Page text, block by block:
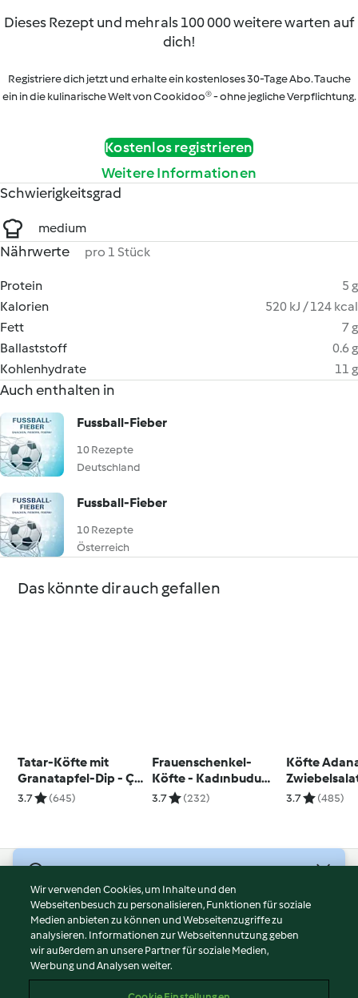
Dieses Rezept und mehr als 100 000 weitere warten auf
dich!
Registriere dich jetzt und erhalte ein kostenloses 30-Tage Abo. Tauche
ein in die kulinarische Welt von Cookidoo® - ohne jegliche Verpflichtung.
Kostenlos registrieren
Weitere Informationen
Schwierigkeitsgrad
medium
Nährwerte pro 1 Stück
Protein
5 g
Kalorien
520 kJ / 124 kcal
Fett
7 g
Ballaststoff
0.6 g
Kohlenhydrate
11 g
Auch enthalten in
Fussball-Fieber
10 Rezepte
Deutschland
Fussball-Fieber
10 Rezepte
Österreich
Das könnte dir auch gefallen
Tatar-Köfte mit
Granatapfel-Dip - Çiğ
Köfte ve Narekşili Sos
3.7 (645)
Frauenschenkel-
Köfte - Kadınbudu
Köfte
3.7 (232)
Köfte
Köfte ve
3.7 (485)
Nutzungsbedingungen
Datenschutzrichtlinien
Disclaimer
Impressum
Wir verwenden Cookies, um Inhalte und den
Webseitenbesuch zu personalisieren, Funktionen für soziale
Medien anbieten zu können und Webseitenzugriffe zu
analysieren. Informationen zur Webseitennutzung geben
wir außerdem an unsere Partner für soziale Medien,
Werbung und Analysen weiter.